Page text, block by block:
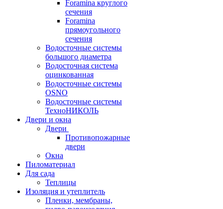
Foramina круглого
сечения
Foramina
прямоугольного
сечения
Водосточные системы
большого диаметра
Водосточная система
оцинкованная
Водосточные системы
OSNO
Водосточные системы
ТехноНИКОЛЬ
Двери и окна
Двери
Противопожарные
двери
Окна
Пиломатериал
Для сада
Теплицы
Изоляция и утеплитель
Пленки, мембраны,